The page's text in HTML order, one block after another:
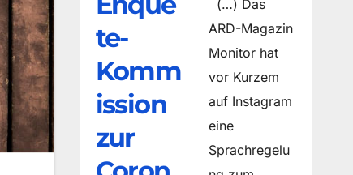
te-
Komm
ission
zur
(…) Das
ARD-Magazin
Monitor hat
vor Kurzem
auf Instagram
eine
Sprachregelu